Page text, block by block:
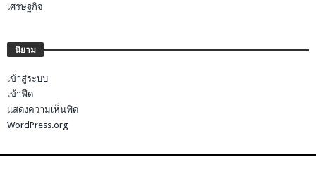
เศรษฐกิจ
นิยาม
เข้าสู่ระบบ
เข้าฟีด
แสดงความเห็นฟีด
WordPress.org